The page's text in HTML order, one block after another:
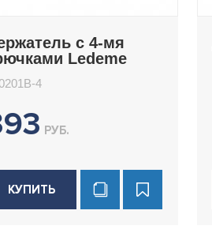
с 4-мя
Ledeme
4
РУБ.
КУПИТЬ